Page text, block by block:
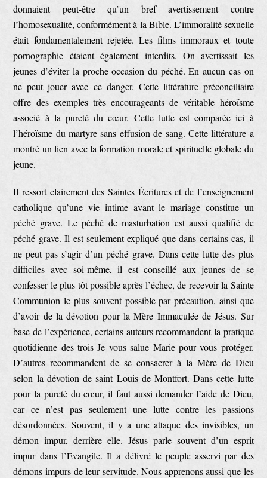
donnaient peut-être qu’un bref avertissement contre
l’homosexualité, conformément à la Bible. L’immoralité sexuelle
était fondamentalement rejetée. Les films immoraux et toute
pornographie étaient également interdits. On avertissait les
jeunes d’éviter la proche occasion du péché. En aucun cas on
ne peut jouer avec ce danger. Cette littérature préconciliaire
offre des exemples très encourageants de véritable héroïsme
associé à la pureté du cœur. Cette lutte est comparée ici à
l’héroïsme du martyre sans effusion de sang. Cette littérature a
montré un lien avec la formation morale et spirituelle globale du
jeune.
Il ressort clairement des Saintes Écritures et de l’enseignement
catholique qu’une vie intime avant le mariage constitue un
péché grave. Le péché de masturbation est aussi qualifié de
péché grave. Il est seulement expliqué que dans certains cas, il
ne peut pas s’agir d’un péché grave. Dans cette lutte des plus
difficiles avec soi-même, il est conseillé aux jeunes de se
confesser le plus tôt possible après l’échec, de recevoir la Sainte
Communion le plus souvent possible par précaution, ainsi que
d’avoir de la dévotion pour la Mère Immaculée de Jésus. Sur
base de l’expérience, certains auteurs recommandent la pratique
quotidienne des trois Je vous salue Marie pour vous protéger.
D’autres recommandent de se consacrer à la Mère de Dieu
selon la dévotion de saint Louis de Montfort. Dans cette lutte
pour la pureté du cœur, il faut aussi demander l’aide de Dieu,
car ce n’est pas seulement une lutte contre les passions
désordonnées. Souvent, il y a une attaque des invisibles, un
démon impur, derrière elle. Jésus parle souvent d’un esprit
impur dans l’Evangile. Il a délivré le peuple asservi par des
démons impurs de leur servitude. Nous apprenons aussi que les